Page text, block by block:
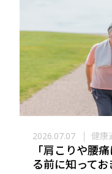
2026.07.07 健康
「肩こりや腰
る前に知って